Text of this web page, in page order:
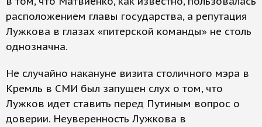
расположением главы государства, а репутация
Лужкова в глазах «питерской команды» не столь
однозначна.
Не случайно накануне визита столичного мэра в
Кремль в СМИ был запущен слух о том, что
Лужков идет ставить перед Путиным вопрос о
доверии. Неуверенность Лужкова в